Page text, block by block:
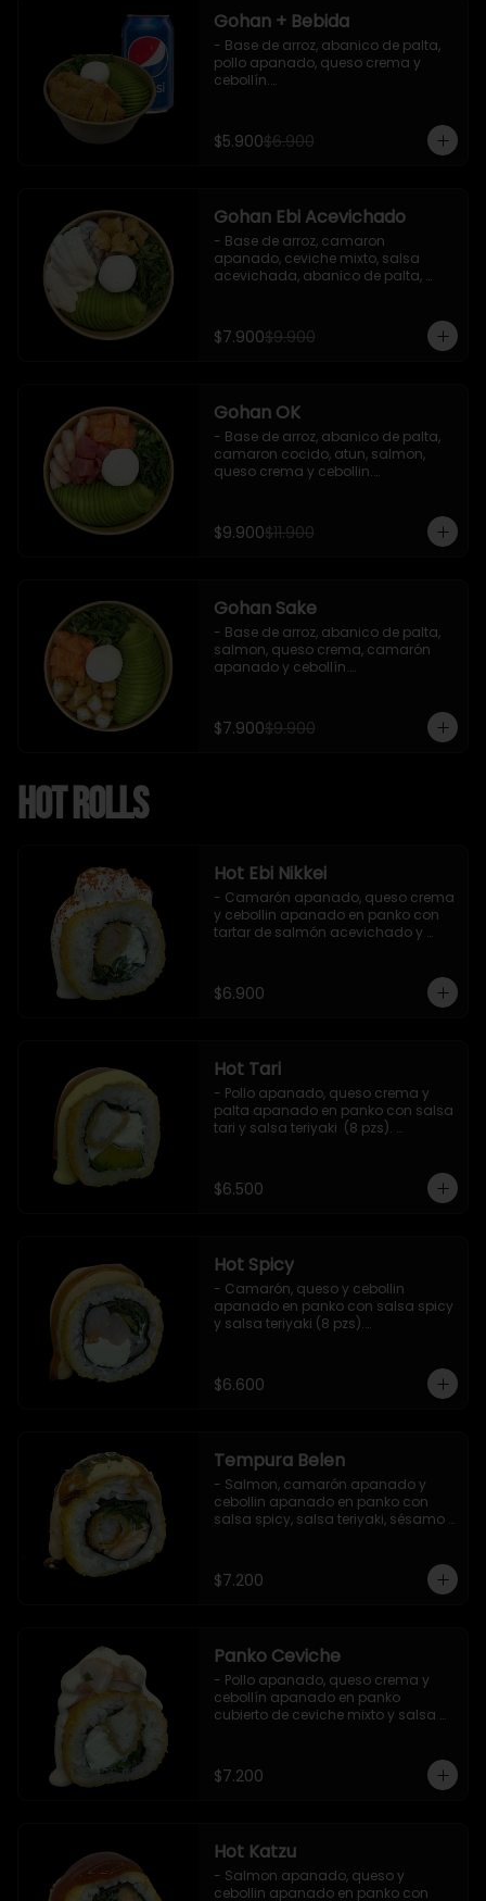
Gohan + Bebida
- Base de arroz, abanico de palta,
pollo apanado, queso crema y
cebollín.
**Imagen Referencial**
$5.900$6.900
Gohan Ebi Acevichado
- Base de arroz, camaron
apanado, ceviche mixto, salsa
acevichada, abanico de palta,
$7.900$9.900
Gohan OK
- Base de arroz, abanico de palta,
camaron cocido, atun, salmon,
queso crema y cebollin.
$9.900$11.900
Gohan Sake
- Base de arroz, abanico de palta,
salmon, queso crema, camarón
apanado y cebollín.
$7.900$9.900
Hot Rolls
Hot Ebi Nikkei
- Camarón apanado, queso crema
y cebollin apanado en panko con
tartar de salmón acevichado y
$6.900
Hot Tari
- Pollo apanado, queso crema y
palta apanado en panko con salsa
tari y salsa teriyaki  (8 pzs).
$6.500
Hot Spicy
- Camarón, queso y cebollin
apanado en panko con salsa spicy
y salsa teriyaki (8 pzs).
$6.600
Tempura Belen
- Salmon, camarón apanado y
cebollin apanado en panko con
salsa spicy, salsa teriyaki, sésamo
$7.200
Panko Ceviche
- Pollo apanado, queso crema y
cebollín apanado en panko
cubierto de ceviche mixto y salsa
$7.200
Hot Katzu
- Salmon apanado, queso y
cebollin apanado en panko con